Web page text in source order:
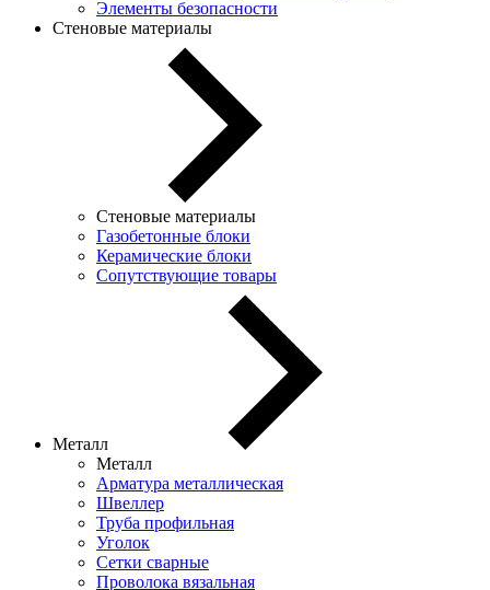
Элементы безопасности
Стеновые материалы
Стеновые материалы
Газобетонные блоки
Керамические блоки
Сопутствующие товары
Металл
Металл
Арматура металлическая
Швеллер
Труба профильная
Уголок
Сетки сварные
Проволока вязальная